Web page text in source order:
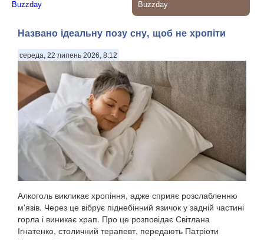
Названо ідеальну позу сну, щоб не хропіти
середа, 22 липень 2026, 8:12
Алкоголь викликає хропіння, адже сприяє розслабленню
м'язів. Через це вібрує піднебінний язичок у задній частині
горла і виникає храп. Про це розповідає Світлана
Ігнатенко, столичний терапевт, передають Патріоти